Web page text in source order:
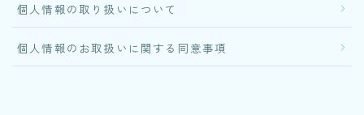
個人情報の取り扱いについて
個人情報のお取扱いに関する同意事項